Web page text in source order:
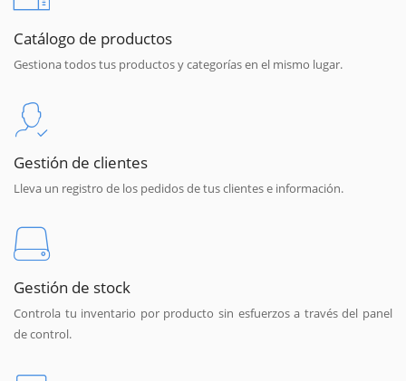
Catálogo de productos
Gestiona todos tus productos y categorías en el mismo lugar.
Gestión de clientes
Lleva un registro de los pedidos de tus clientes e información.
Gestión de stock
Controla tu inventario por producto sin esfuerzos a través del panel
de control.